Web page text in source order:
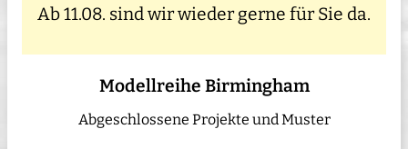
Ab 11.08. sind wir wieder gerne für Sie da.
Modellreihe Birmingham
Abgeschlossene Projekte und Muster